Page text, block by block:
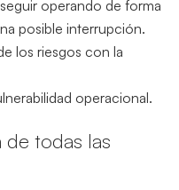
operando de forma
posible interrupción.
los riesgos con la
operacional.
todas las